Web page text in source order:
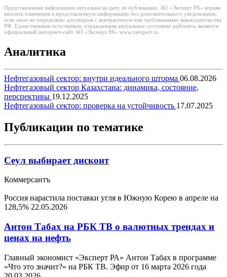
Представленная информация актуальна на дату её публикации. АО «Эксперт РА» вправе
вносить изменения в представленную информацию без дополнительного уведомления,
если иное не определено договором с контрагентом или требованиями законодательства
РФ. Единственным источником, отражающим актуальное состояние рейтинга, является
официальный интернет-сайт АО «Эксперт РА» www.raexpert.ru.
Аналитика
Нефтегазовый сектор: внутри идеального шторма 06.08.2026
Нефтегазовый сектор Казахстана: динамика, состояние,
перспективы 19.12.2025
Нефтегазовый сектор: проверка на устойчивость 17.07.2025
Публикации по тематике
Сеул выбирает дисконт
Коммерсантъ
Россия нарастила поставки угля в Южную Корею в апреле на
128,5% 22.05.2026
Антон Табах на РБК ТВ о валютных трендах и
ценах на нефть
Главный экономист «Эксперт РА» Антон Табах в программе
«Что это значит?» на РБК ТВ. Эфир от 16 марта 2026 года